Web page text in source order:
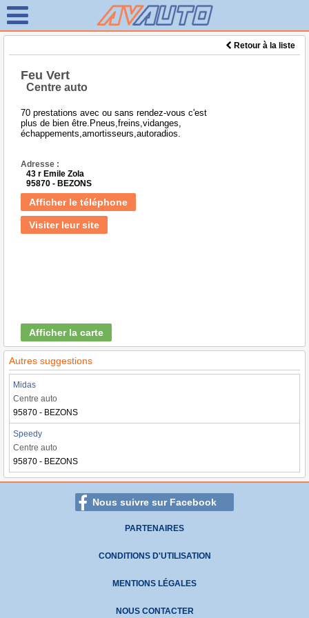
Retour à la liste
Feu Vert
Centre auto
70 prestations avec ou sans rendez-vous c'est
plus de bien être.Pneus,freins,vidanges,
échappements,amortisseurs,autoradios.
Adresse :
43 r Emile Zola
95870 - BEZONS
Afficher le téléphone
Visiter leur site
Afficher la carte
Autres suggestions
Midas
Centre auto
95870 - BEZONS
Speedy
Centre auto
95870 - BEZONS
Nous suivre sur Facebook
PARTENAIRES
CONDITIONS D'UTILISATION
MENTIONS LÉGALES
NOUS CONTACTER